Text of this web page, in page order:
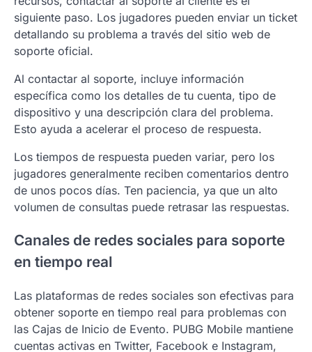
siguiente paso. Los jugadores pueden enviar un ticket
detallando su problema a través del sitio web de
soporte oficial.
Al contactar al soporte, incluye información
específica como los detalles de tu cuenta, tipo de
dispositivo y una descripción clara del problema.
Esto ayuda a acelerar el proceso de respuesta.
Los tiempos de respuesta pueden variar, pero los
jugadores generalmente reciben comentarios dentro
de unos pocos días. Ten paciencia, ya que un alto
volumen de consultas puede retrasar las respuestas.
Canales de redes sociales para soporte
en tiempo real
Las plataformas de redes sociales son efectivas para
obtener soporte en tiempo real para problemas con
las Cajas de Inicio de Evento. PUBG Mobile mantiene
cuentas activas en Twitter, Facebook e Instagram,